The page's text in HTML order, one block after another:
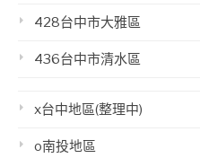
428台中市大雅區
436台中市清水區
x台中地區(整理中)
o南投地區